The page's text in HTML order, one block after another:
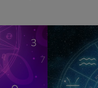
te iubesc pentru